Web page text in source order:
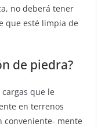
no deberá tener
que esté limpia de
de piedra?
que le
en terrenos
conveniente- mente